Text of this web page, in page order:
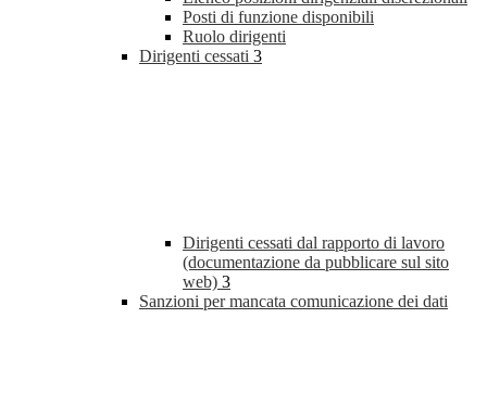
Posti di funzione disponibili
Ruolo dirigenti
Dirigenti cessati 3
Dirigenti cessati dal rapporto di lavoro
(documentazione da pubblicare sul sito
web) 3
Sanzioni per mancata comunicazione dei dati